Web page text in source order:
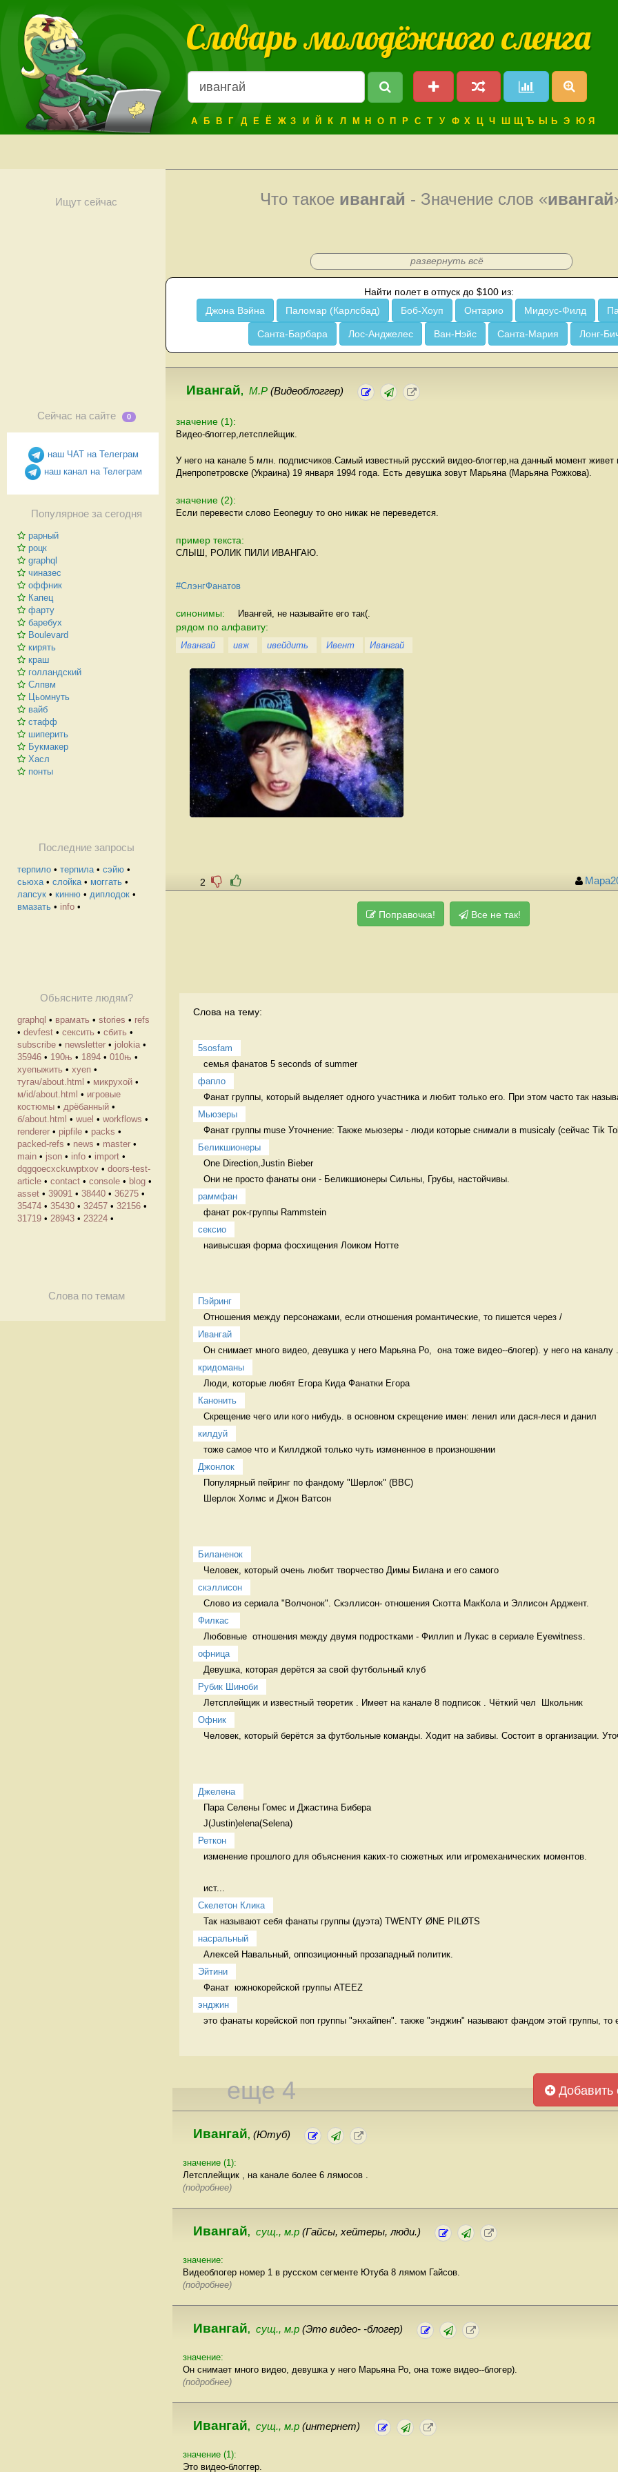
Словарь молодёжного сленга
А Б В Г Д Е Ё Ж З И Й К Л М Н О П Р С Т У Ф Х Ц Ч Ш Щ Ъ Ы Ь Э Ю Я
Ищут сейчас
Сейчас на сайте 0
наш ЧАТ на Телеграм
наш канал на Телеграм
Популярное за сегодня
рарный
роцк
graphql
чиназес
оффник
Капец
фарту
баребух
Boulevard
кирять
краш
голландский
Слпвм
Цьомнуть
вайб
стафф
шиперить
Букмакер
Хасл
понты
Последние запросы
терпило • терпила• сэйю •
сьюха• слойка• моггать •
лапсук • кинню • диплодок •
вмазать • info •
Обьясните людям?
graphql • врамать • stories • refs
• devfest • сексить • сбить •
subscribe • newsletter • jolokia •
35946 • 190њ • 1894 • 010њ •
хуепыжить • хуеп •
тугач/about.html • микрухой •
м/id/about.html • игровые
костюмы • дрёбанный •
б/about.html • wuel • workflows •
renderer • pipfile • packs •
packed-refs • news • master •
main • json • info • import •
dqgqoecxckuwptxov • doors-test-
article • contact • console • blog •
asset • 39091 • 38440 • 36275 •
35474 • 35430 • 32457 • 32156 •
31719 • 28943 • 23224 •
Слова по темам
Что такое ивангай - Значение слов «ивангай
развернуть всё
Найти полет в отпуск до $100 из:
Джона Вэйна
Паломар (Карлсбад) Боб-Хоуп Онтарио Мидоус-Филд
Санта-Барбара Лос-Анджелес Ван-Нэйс Санта-Мария Лонг-
Ивангай, М.Р (Видеоблоггер)
значение (1):
Видео-блоггер,летсплейщик.
У него на канале 5 млн. подписчиков.Самый известный русский видео-блоггер,на данный момент
Днепропетровске (Украина) 19 января 1994 года. Есть девушка зовут Марьяна (Марьяна Рожкова).
значение (2):
Если перевести слово Eeoneguy то оно никак не переведется.
пример текста:
СЛЫШ, РОЛИК ПИЛИ ИВАНГАЮ.
#СлэнгФанатов
синонимы: Ивангей, не называйте его так(.
рядом по алфавиту:
Ивангай ивж ивейдить Ивент Ивангай
2
Поправочка! Все не так!
Слова на тему:
5sosfam
семья фанатов 5 seconds of summer
фапло
Фанат группы, который выделяет одного участника и любит только его. При этом часто так
Мьюзеры
Фанат группы muse Уточнение: Также мьюзеры - люди которые снимали в musicaly (сейчас Tik
Беликшионеры
One Direction,Justin Bieber
Они не просто фанаты они - Беликшионеры Сильны, Грубы, настойчивы.
раммфан
фанат рок-группы Rammstein
сексио
наивысшая форма фосхищения Лоиком Нотте
Пэйринг
Отношения между персонажами, если отношения романтические, то пишется через /
Ивангай
Он снимает много видео, девушка у него Марьяна Ро,  она тоже видео--блогер). у него на каналу
кридоманы
Люди, которые любят Егора Кида Фанатки Егора
Канонить
Скрещение чего или кого нибудь. в основном скрещение имен: ленил или дася-леся и данил
килдуй
тоже самое что и Киллджой только чуть измененное в произношении
Джонлок
Популярный пейринг по фандому "Шерлок" (BBC)
Шерлок Холмс и Джон Ватсон
Биланенок
Человек, который очень любит творчество Димы Билана и его самого
скэллисон
Слово из сериала "Волчонок". Скэллисон- отношения Скотта МакКола и Эллисон Арджент.
Филкас
Любовные  отношения между двумя подростками - Филлип и Лукас в сериале Eyewitness.
офница
Девушка, которая дерётся за свой футбольный клуб
Рубик Шиноби
Летсплейщик и известный теоретик . Имеет на канале 8 подписок . Чёткий чел  Школьник
Офник
Человек, который берётся за футбольные команды. Ходит на забивы. Состоит в организации.
Джелена
Пара Селены Гомес и Джастина Бибера
J(Justin)elena(Selena)
Реткон
изменение прошлого для объяснения каких-то сюжетных или игромеханических моментов.
ист...
Скелетон Клика
Так называют себя фанаты группы (дуэта) TWENTY ØNE PILØTS
насральный
Алексей Навальный, оппозиционный прозападный политик.
Эйтини
Фанат  южнокорейской группы ATEEZ
энджин
это фанаты корейской поп группы "энхайпен". также "энджин" называют фандом этой группы, то
еще 4 Добавить
Ивангай, (Ютуб)
значение (1):
Летсплейщик , на канале более 6 лямосов .
(подробнее)
Ивангай, сущ., м.р (Гайсы, хейтеры, люди.)
значение:
Видеоблогер номер 1 в русском сегменте Ютуба 8 лямом Гайсов.
(подробнее)
Ивангай, сущ., м.р (Это видео- -блогер)
значение:
Он снимает много видео, девушка у него Марьяна Ро, она тоже видео--блогер).
(подробнее)
Ивангай, сущ., м.р (интернет)
значение (1):
Это видео-блоггер.